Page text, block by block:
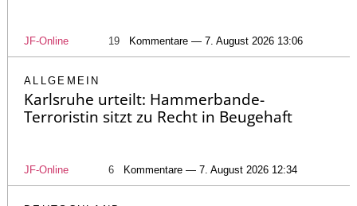
JF-Online 19 Kommentare — 7. August 2026 13:06
ALLGEMEIN
Karlsruhe urteilt: Hammerbande-
Terroristin sitzt zu Recht in Beugehaft
JF-Online 6 Kommentare — 7. August 2026 12:34